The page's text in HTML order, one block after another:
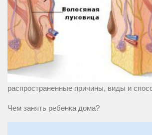
распространенные причины, виды и
Чем занять ребенка дома?